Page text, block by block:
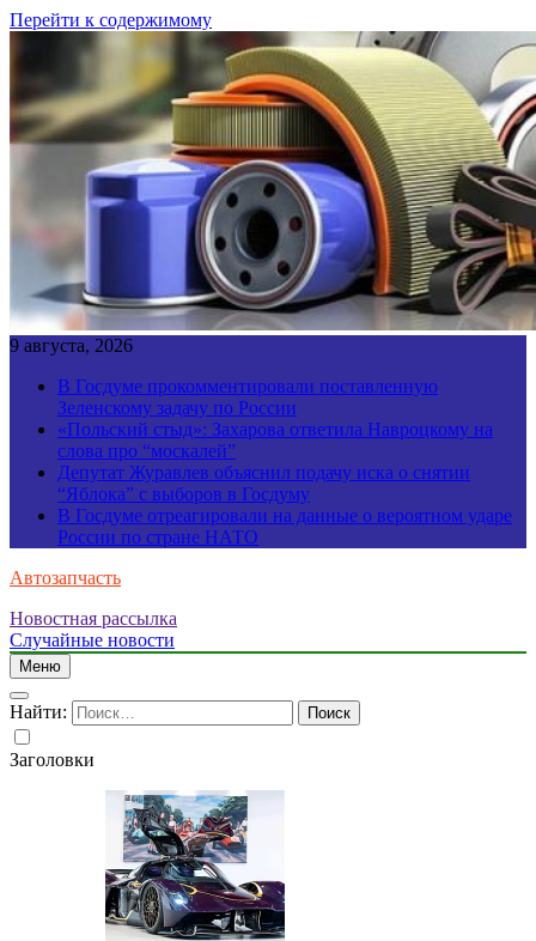
Перейти к содержимому
9 августа, 2026
В Госдуме прокомментировали поставленную
Зеленскому задачу по России
«Польский стыд»: Захарова ответила Навроцкому на
слова про “москалей”
Депутат Журавлев объяснил подачу иска о снятии
“Яблока” с выборов в Госдуму
В Госдуме отреагировали на данные о вероятном ударе
России по стране НАТО
Автозапчасть
Новостная рассылка
Случайные новости
Меню
Найти:
Заголовки